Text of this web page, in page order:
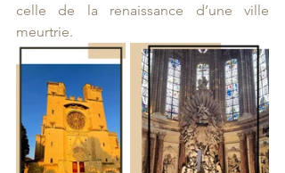
celle de la renaissance d’une ville
meurtrie.